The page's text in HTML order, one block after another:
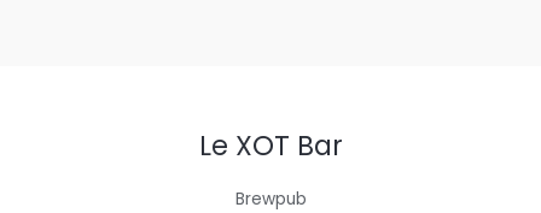
Le XOT Bar
Brewpub